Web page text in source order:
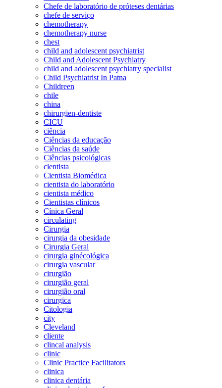
Chefe de laboratório de próteses dentárias
chefe de serviço
chemotherapy
chemotherapy nurse
chest
child and adolescent psychiatrist
Child and Adolescent Psychiatry
child and adolescent psychiatry specialist
Child Psychiatrist In Patna
Childreen
chile
china
chirurgien-dentiste
CICU
ciência
Ciências da educação
Ciências da saúde
Ciências psicológicas
cientista
Cientista Biomédica
cientista do laboratório
cientista médico
Cientistas clínicos
Cínica Geral
circulating
Cirurgia
cirurgia da obesidade
Cirurgia Geral
cirurgia ginécológica
cirurgia vascular
cirurgião
cirurgião geral
cirurgião oral
cirurgica
Citologia
city
Cleveland
cliente
clincal analysis
clinic
Clinic Practice Facilitators
clinica
clinica dentária